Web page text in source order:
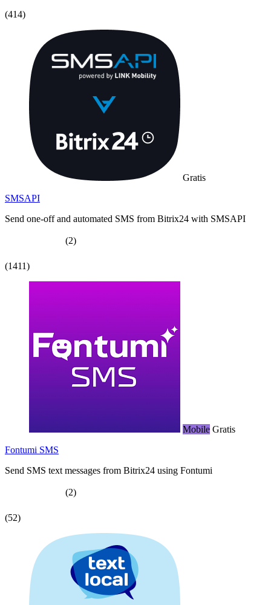
(414)
Gratis
SMSAPI
Send one-off and automated SMS from Bitrix24 with SMSAPI
(2)
(1411)
Mobile Gratis
Fontumi SMS
Send SMS text messages from Bitrix24 using Fontumi
(2)
(52)